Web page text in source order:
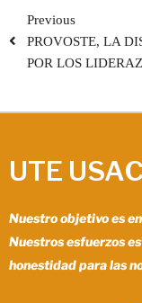
Previous
PROVOSTE, LA
POR LOS
UTE
Nuestro objetivo es
Nuestros esfuerzos
honestidad para las